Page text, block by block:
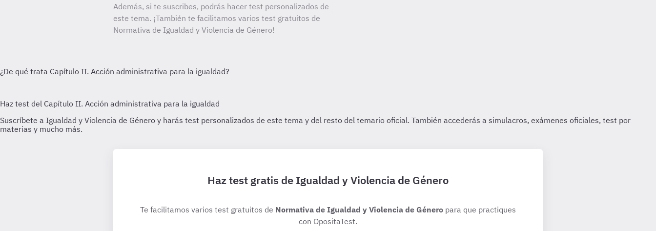
Además, si te suscribes, podrás hacer test personalizados de
este tema. ¡También te facilitamos varios test gratuitos de
Normativa de Igualdad y Violencia de Género!
Haz test gratis de Igualdad y Violencia de Género
Te facilitamos varios test gratuitos de Normativa de Igualdad y Violencia de Género para que practiques
con OpositaTest.